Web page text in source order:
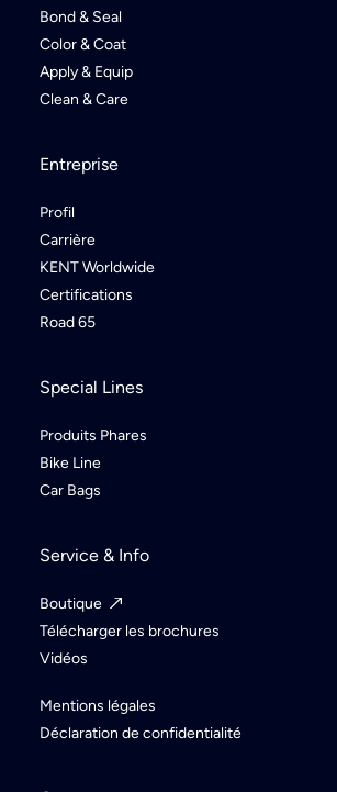
Bond & Seal
Color & Coat
Apply & Equip
Clean & Care
Entreprise
Profil
Carrière
KENT Worldwide
Certifications
Road 65
Special Lines
Produits Phares
Bike Line
Car Bags
Service & Info
Boutique
Télécharger les brochures
Vidéos
Mentions légales
Déclaration de confidentialité